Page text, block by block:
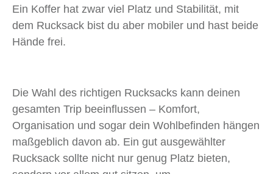
Ein Koffer hat zwar viel Platz und Stabilität, mit
dem Rucksack bist du aber mobiler und hast beide
Hände frei.
Die Wahl des richtigen Rucksacks kann deinen
gesamten Trip beeinflussen – Komfort,
Organisation und sogar dein Wohlbefinden hängen
maßgeblich davon ab. Ein gut ausgewählter
Rucksack sollte nicht nur genug Platz bieten,